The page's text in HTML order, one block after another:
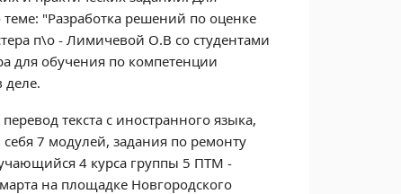
"Разработка решений по оценке
п\о - Лимичевой О.В со студентами
для обучения по компетенции
деле.
текста с иностранного языка,
7 модулей, задания по ремонту
4 курса группы 5 ПТМ -
на площадке Новгородского